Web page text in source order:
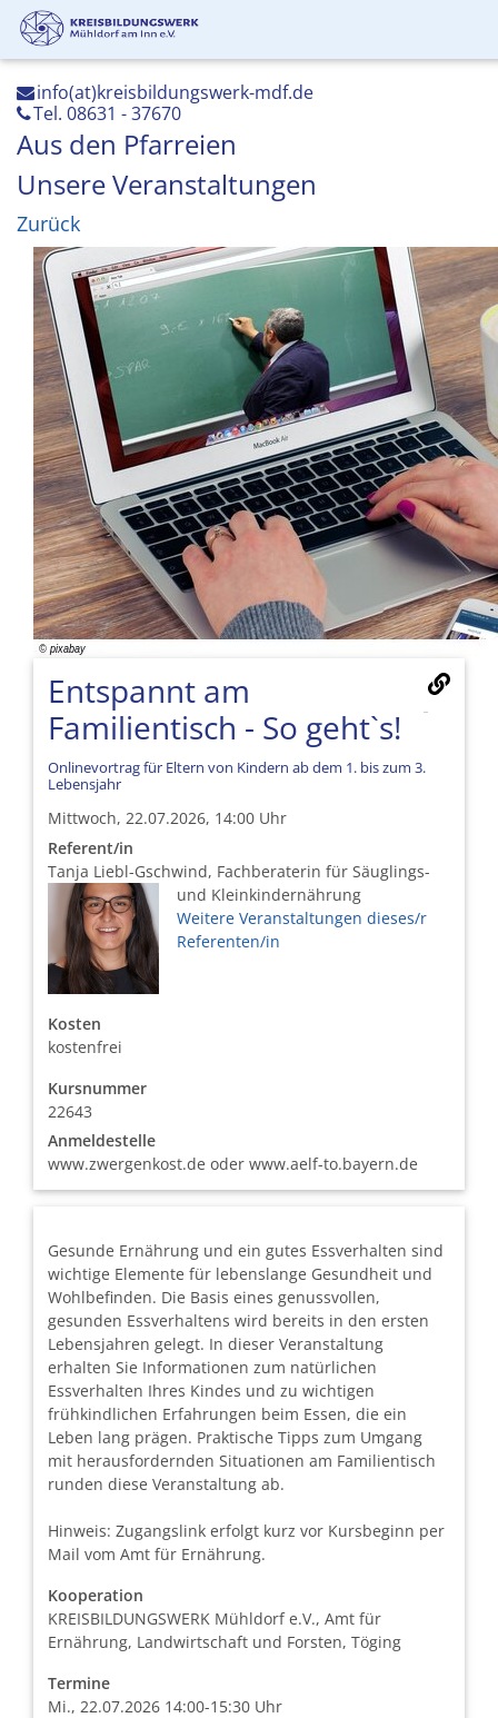
info(at)kreisbildungswerk-mdf.de
Tel. 08631 - 37670
Aus den Pfarreien
Unsere Veranstaltungen
Zurück
Entspannt am
Familientisch - So geht`s!
Onlinevortrag für Eltern von Kindern ab dem 1. bis zum 3.
Lebensjahr
Mittwoch, 22.07.2026, 14:00 Uhr
Referent/in
Tanja Liebl-Gschwind, Fachberaterin für Säuglings-
und Kleinkindernährung
Weitere Veranstaltungen dieses/r
Referenten/in
Kosten
kostenfrei
Kursnummer
22643
Anmeldestelle
www.zwergenkost.de oder www.aelf-to.bayern.de
Gesunde Ernährung und ein gutes Essverhalten sind
wichtige Elemente für lebenslange Gesundheit und
Wohlbefinden. Die Basis eines genussvollen,
gesunden Essverhaltens wird bereits in den ersten
Lebensjahren gelegt. In dieser Veranstaltung
erhalten Sie Informationen zum natürlichen
Essverhalten Ihres Kindes und zu wichtigen
frühkindlichen Erfahrungen beim Essen, die ein
Leben lang prägen. Praktische Tipps zum Umgang
mit herausfordernden Situationen am Familientisch
runden diese Veranstaltung ab.
Hinweis: Zugangslink erfolgt kurz vor Kursbeginn per
Mail vom Amt für Ernährung.
Kooperation
KREISBILDUNGSWERK Mühldorf e.V., Amt für
Ernährung, Landwirtschaft und Forsten, Töging
Termine
Mi., 22.07.2026 14:00-15:30 Uhr